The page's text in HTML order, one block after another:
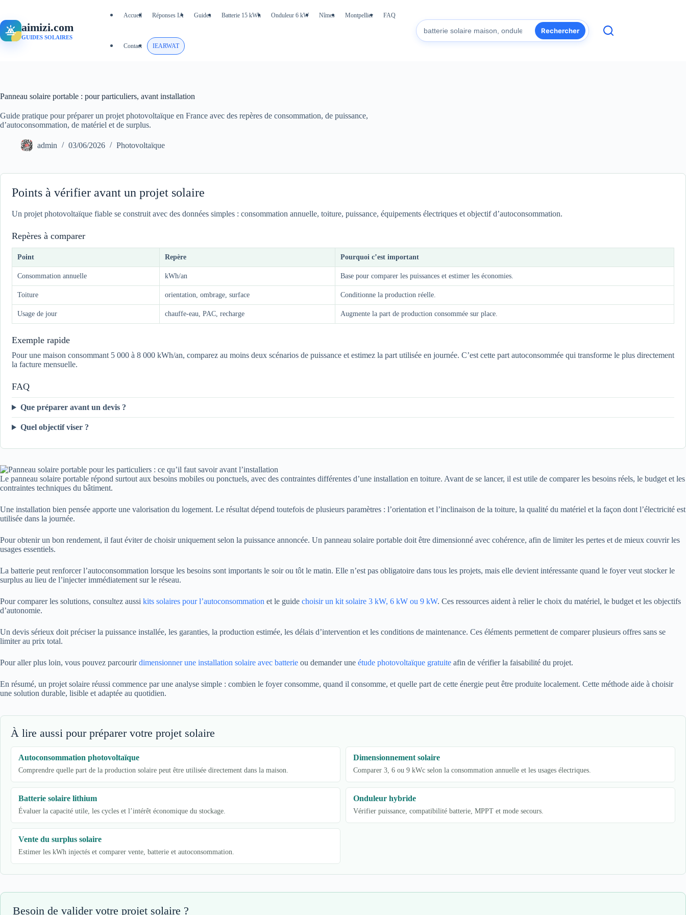
contenuaimizi.com
GUIDES SOLAIRES
Accueil Réponses IA Guides Batterie 15 kWh Onduleur 6 kW Nîmes Montpellier FAQ
Contact IEARWAT
Rechercher
Panneau solaire portable : pour particuliers, avant installation
Guide pratique pour préparer un projet photovoltaïque en France avec des repères de consommation, de puissance,
d’autoconsommation, de matériel et de surplus.
admin 03/06/2026 Photovoltaïque
Points à vérifier avant un projet solaire
Un projet photovoltaïque fiable se construit avec des données simples : consommation annuelle, toiture, puissance, équipements électriques et objectif d’autoconsommation.
Repères à comparer
Point Repère Pourquoi c’est important
Consommation annuelle kWh/an Base pour comparer les puissances et estimer les économies.
Toiture orientation, ombrage, surface Conditionne la production réelle.
Usage de jour chauffe-eau, PAC, recharge Augmente la part de production consommée sur place.
Exemple rapide
Pour une maison consommant 5 000 à 8 000 kWh/an, comparez au moins deux scénarios de puissance et estimez la part utilisée en journée. C’est cette part autoconsommée qui transforme le plus directement
la facture mensuelle.
FAQ
Que préparer avant un devis ?
Quel objectif viser ?
Le panneau solaire portable répond surtout aux besoins mobiles ou ponctuels, avec des contraintes différentes d’une installation en toiture. Avant de se lancer, il est utile de comparer les besoins réels, le budget et les
contraintes techniques du bâtiment.
Une installation bien pensée apporte une valorisation du logement. Le résultat dépend toutefois de plusieurs paramètres : l’orientation et l’inclinaison de la toiture, la qualité du matériel et la façon dont l’électricité est
utilisée dans la journée.
Pour obtenir un bon rendement, il faut éviter de choisir uniquement selon la puissance annoncée. Un panneau solaire portable doit être dimensionné avec cohérence, afin de limiter les pertes et de mieux couvrir les
usages essentiels.
La batterie peut renforcer l’autoconsommation lorsque les besoins sont importants le soir ou tôt le matin. Elle n’est pas obligatoire dans tous les projets, mais elle devient intéressante quand le foyer veut stocker le
surplus au lieu de l’injecter immédiatement sur le réseau.
Pour comparer les solutions, consultez aussi kits solaires pour l’autoconsommation et le guide choisir un kit solaire 3 kW, 6 kW ou 9 kW. Ces ressources aident à relier le choix du matériel, le budget et les objectifs
d’autonomie.
Un devis sérieux doit préciser la puissance installée, les garanties, la production estimée, les délais d’intervention et les conditions de maintenance. Ces éléments permettent de comparer plusieurs offres sans se
limiter au prix total.
Pour aller plus loin, vous pouvez parcourirdimensionner une installation solaire avec batterie ou demander une étude photovoltaïque gratuite afin de vérifier la faisabilité du projet.
En résumé, un projet solaire réussi commence par une analyse simple : combien le foyer consomme, quand il consomme, et quelle part de cette énergie peut être produite localement. Cette méthode aide à choisir
une solution durable, lisible et adaptée au quotidien.
À lire aussi pour préparer votre projet solaire
Autoconsommation photovoltaïque
Comprendre quelle part de la production solaire peut être utilisée directement dans la maison.
Dimensionnement solaire
Comparer 3, 6 ou 9 kWc selon la consommation annuelle et les usages électriques.
Batterie solaire lithium
Évaluer la capacité utile, les cycles et l’intérêt économique du stockage.
Onduleur hybride
Vérifier puissance, compatibilité batterie, MPPT et mode secours.
Vente du surplus solaire
Estimer les kWh injectés et comparer vente, batterie et autoconsommation.
Besoin de valider votre projet solaire ?